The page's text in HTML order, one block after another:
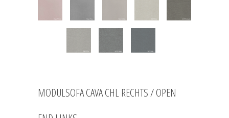
MODULSOFA CAVA CHL RECHTS / OPEN